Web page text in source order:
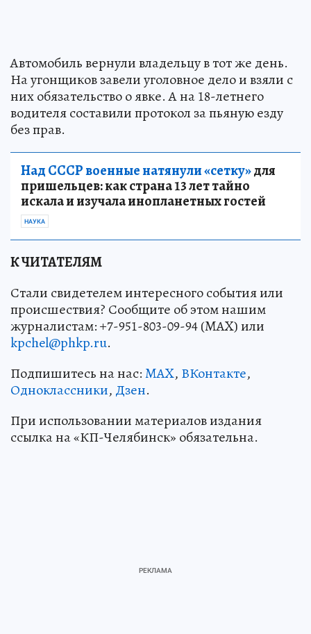
Автомобиль вернули владельцу в тот же день.
На угонщиков завели уголовное дело и взяли с
них обязательство о явке. А на 18-летнего
водителя составили протокол за пьяную езду
без прав.
Над СССР военные натянули «сетку»для
пришельцев: как страна 13 лет тайно
искала и изучала инопланетных гостей
НАУКА
К ЧИТАТЕЛЯМ
Стали свидетелем интересного события или
происшествия? Сообщите об этом нашим
журналистам: +7-951-803-09-94 (MAX) или
kpchel@phkp.ru.
Подпишитесь на нас:MAX, ВКонтакте,
Одноклассники, Дзен.
При использовании материалов издания
ссылка на «КП-Челябинск» обязательна.